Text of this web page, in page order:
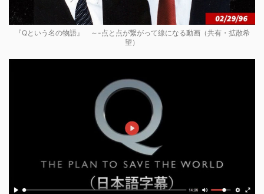
『Qという名の物語』 ～-点と点が繋がって線になる動画（共有・拡散希
望）